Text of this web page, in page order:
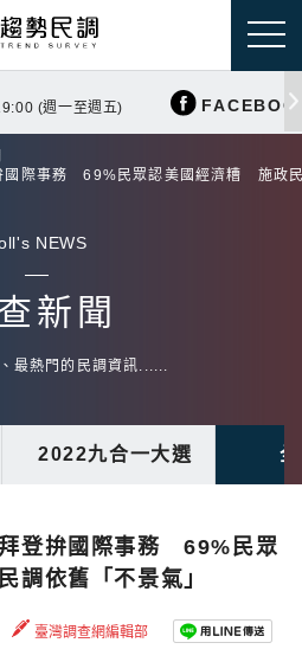
(週一至週五)
國際事務 69%民眾認美國經濟糟 施政
NEWS
新聞
最熱門的民調資訊......
2022九合一大選
拜登拚國際事務 69%民眾
依舊「不景氣」
臺灣調查網編輯部